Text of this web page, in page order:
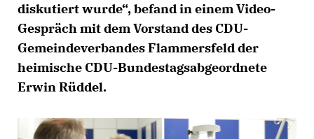
diskutiert wurde“, befand in einem Video-
Gespräch mit dem Vorstand des CDU-
Gemeindeverbandes Flammersfeld der
heimische CDU-Bundestagsabgeordnete
Erwin Rüddel.